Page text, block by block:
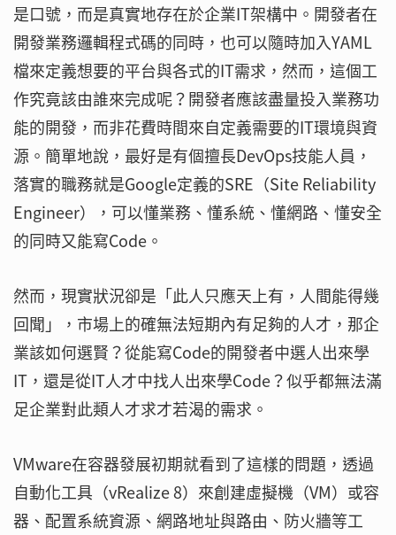
是口號，而是真實地存在於企業IT架構中。開發者在
開發業務邏輯程式碼的同時，也可以隨時加入YAML
檔來定義想要的平台與各式的IT需求，然而，這個工
作究竟該由誰來完成呢？開發者應該盡量投入業務功
能的開發，而非花費時間來自定義需要的IT環境與資
源。簡單地說，最好是有個擅長DevOps技能人員，
落實的職務就是Google定義的SRE（Site Reliability
Engineer），可以懂業務、懂系統、懂網路、懂安全
的同時又能寫Code。
然而，現實狀況卻是「此人只應天上有，人間能得幾
回聞」，市場上的確無法短期內有足夠的人才，那企
業該如何選賢？從能寫Code的開發者中選人出來學
IT，還是從IT人才中找人出來學Code？似乎都無法滿
足企業對此類人才求才若渴的需求。
VMware在容器發展初期就看到了這樣的問題，透過
自動化工具（vRealize 8）來創建虛擬機（VM）或容
器、配置系統資源、網路地址與路由、防火牆等工